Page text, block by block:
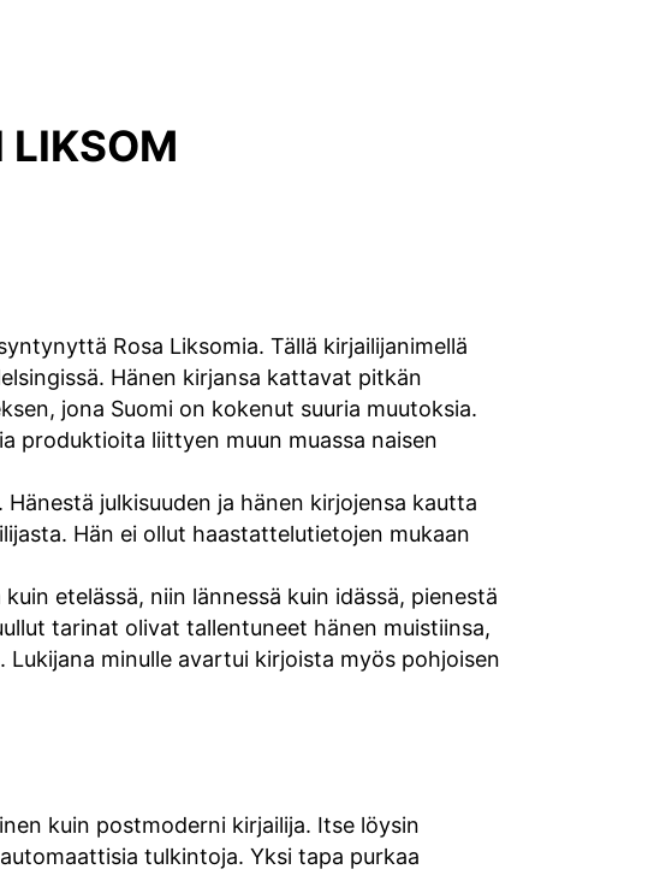
Rosa Liksomia. Tällä kirjailijanimellä
Hänen kirjansa kattavat pitkän
jona Suomi on kokenut suuria muutoksia.
produktioita liittyen muun muassa naisen
julkisuuden ja hänen kirjojensa kautta
Hän ei ollut haastattelutietojen mukaan
etelässä, niin lännessä kuin idässä, pienestä
tarinat olivat tallentuneet hänen muistiinsa,
minulle avartui kirjoista myös pohjoisen
kuin postmoderni kirjailija. Itse löysin
tulkintoja. Yksi tapa purkaa